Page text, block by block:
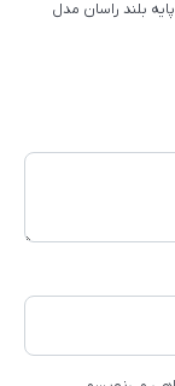
بلند راسان مدل